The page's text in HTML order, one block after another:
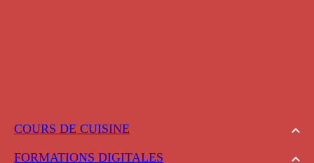
COURS DE CUISINE
FORMATIONS DIGITALES